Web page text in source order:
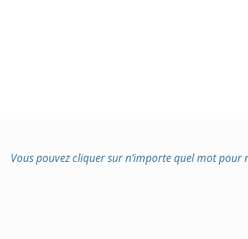
Vous pouvez cliquer sur n’importe quel mot